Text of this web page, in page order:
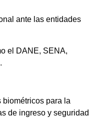
ante las entidades
el DANE, SENA,
biométricos para la
de ingreso y seguridad